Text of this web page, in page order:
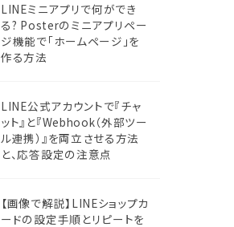
LINEミニアプリで何ができ
る? Posterのミニアプリペー
ジ機能で「ホームページ」を
作る方法
LINE公式アカウントで『チャ
ット』と『Webhook（外部ツー
ル連携）』を両立させる方法
と、応答設定の注意点
【画像で解説】LINEショップカ
ードの設定手順とリピートを